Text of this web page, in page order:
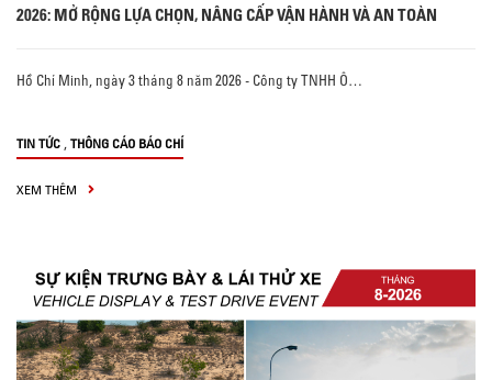
2026: MỞ RỘNG LỰA CHỌN, NÂNG CẤP VẬN HÀNH VÀ AN TOÀN
Hồ Chí Minh, ngày 3 tháng 8 năm 2026 - Công ty TNHH Ô…
TIN TỨC , THÔNG CÁO BÁO CHÍ
XEM THÊM